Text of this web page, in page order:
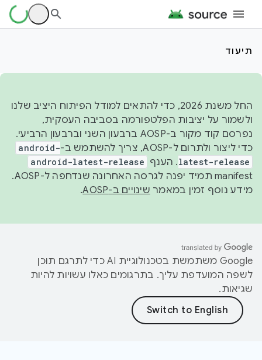
תיעוד
החל משנת 2026, כדי להתאים למודל הפיתוח היציב שלנו
ולשמור על יציבות הפלטפורמה בסביבה העסקית,
נפרסם קוד מקור ב-AOSP ברבעון השני וברבעון הרביעי.
כדי ליצור ולתרום ל-AOSP, צריך להשתמש ב-
android-
latest-release. הענף android-latest-release
manifest תמיד יפנה לגרסה האחרונה שנדחפה ל-AOSP.
מידע נוסף זמין במאמר שינויים ב-AOSP .
‫Google משתמשת בטכנולוגיית AI כדי לתרגם תוכן
לשפה המועדפת עליך. בתרגומים כאלו עשויות להיות
שגיאות.